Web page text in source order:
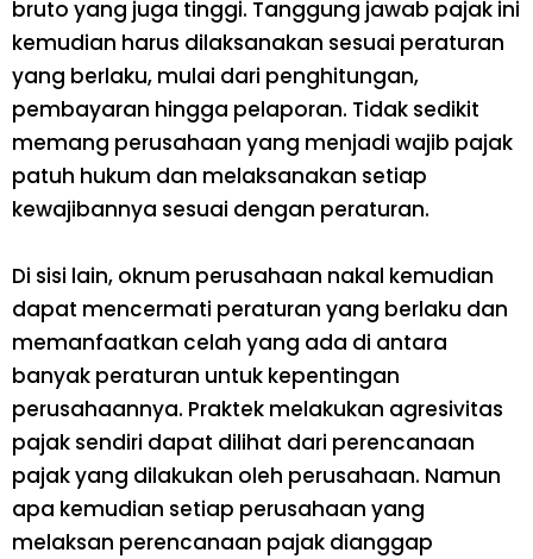
bruto yang juga tinggi. Tanggung jawab pajak ini
kemudian harus dilaksanakan sesuai peraturan
yang berlaku, mulai dari penghitungan,
pembayaran hingga pelaporan. Tidak sedikit
memang perusahaan yang menjadi wajib pajak
patuh hukum dan melaksanakan setiap
kewajibannya sesuai dengan peraturan.
Di sisi lain, oknum perusahaan nakal kemudian
dapat mencermati peraturan yang berlaku dan
memanfaatkan celah yang ada di antara
banyak peraturan untuk kepentingan
perusahaannya. Praktek melakukan agresivitas
pajak sendiri dapat dilihat dari perencanaan
pajak yang dilakukan oleh perusahaan. Namun
apa kemudian setiap perusahaan yang
melaksan perencanaan pajak dianggap